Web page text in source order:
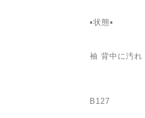
▪️状態▪️
袖 背中に汚れ
B127